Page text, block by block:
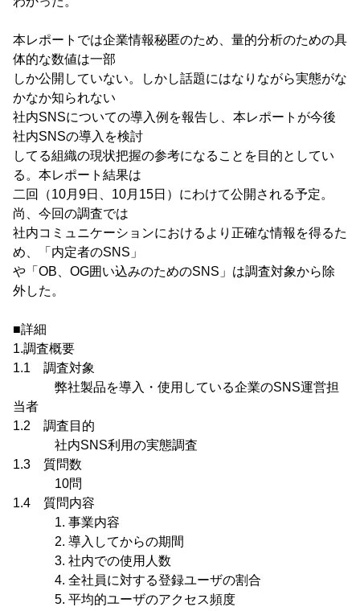
本レポートでは企業情報秘匿のため、量的分析のための具
体的な数値は一部
しか公開していない。しかし話題にはなりながら実態がな
かなか知られない
社内SNSについての導入例を報告し、本レポートが今後
社内SNSの導入を検討
してる組織の現状把握の参考になることを目的としてい
る。本レポート結果は
二回（10月9日、10月15日）にわけて公開される予定。
尚、今回の調査では
社内コミュニケーションにおけるより正確な情報を得るた
め、「内定者のSNS」
や「OB、OG囲い込みのためのSNS」は調査対象から除
外した。
■詳細
1.調査概要
1.1 調査対象
弊社製品を導入・使用している企業のSNS運営担
当者
1.2 調査目的
社内SNS利用の実態調査
1.3 質問数
10問
1.4 質問内容
1. 事業内容
2. 導入してからの期間
3. 社内での使用人数
4. 全社員に対する登録ユーザの割合
5. 平均的ユーザのアクセス頻度